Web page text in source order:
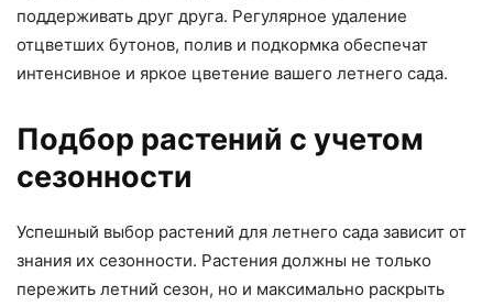
поддерживать друг друга. Регулярное удаление
отцветших бутонов, полив и подкормка обеспечат
интенсивное и яркое цветение вашего летнего сада.
Подбор растений с учетом
сезонности
Успешный выбор растений для летнего сада зависит от
знания их сезонности. Растения должны не только
пережить летний сезон, но и максимально раскрыть